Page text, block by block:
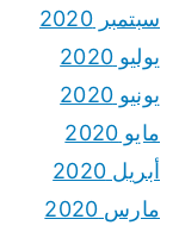
سبتمبر 2020
يوليو 2020
يونيو 2020
مايو 2020
أبريل 2020
مارس 2020